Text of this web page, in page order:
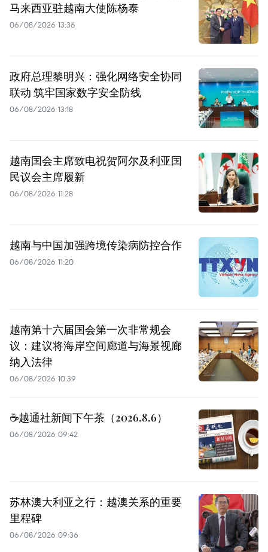
马来西亚驻越南大使陈杨泰
06/08/2026 13:36
政府总理黎明兴：强化网络安全协同
联动 筑牢国家数字安全防线
06/08/2026 13:18
越南国会主席致电祝贺阿尔及利亚国
民议会主席履新
06/08/2026 11:28
越南与中国加强跨境传染病防控合作
06/08/2026 11:20
越南第十六届国会第一次非常规会
议：建议将海岸空间廊道与海景视廊
纳入法律
06/08/2026 10:39
☕️越通社新闻下午茶（2026.8.6）
06/08/2026 09:42
苏林澳大利亚之行：越澳关系的重要
里程碑
06/08/2026 09:36